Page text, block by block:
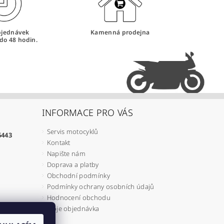
48 hodin.
Kamenná prodejna
INFORMACE PRO VÁS
Servis motocyklů
Kontakt
Napište nám
Doprava a platby
Obchodní podmínky
Podmínky ochrany osobních údajů
Hodnocení obchodu
Moje objednávka